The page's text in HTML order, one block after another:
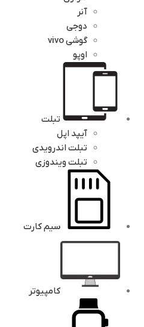
آنر
دوجی
گوشی vivo
اوپو
تبلت
آیپد اپل
تبلت اندرویدی
تبلت ویندوزی
سیم کارت
کامپیوتر